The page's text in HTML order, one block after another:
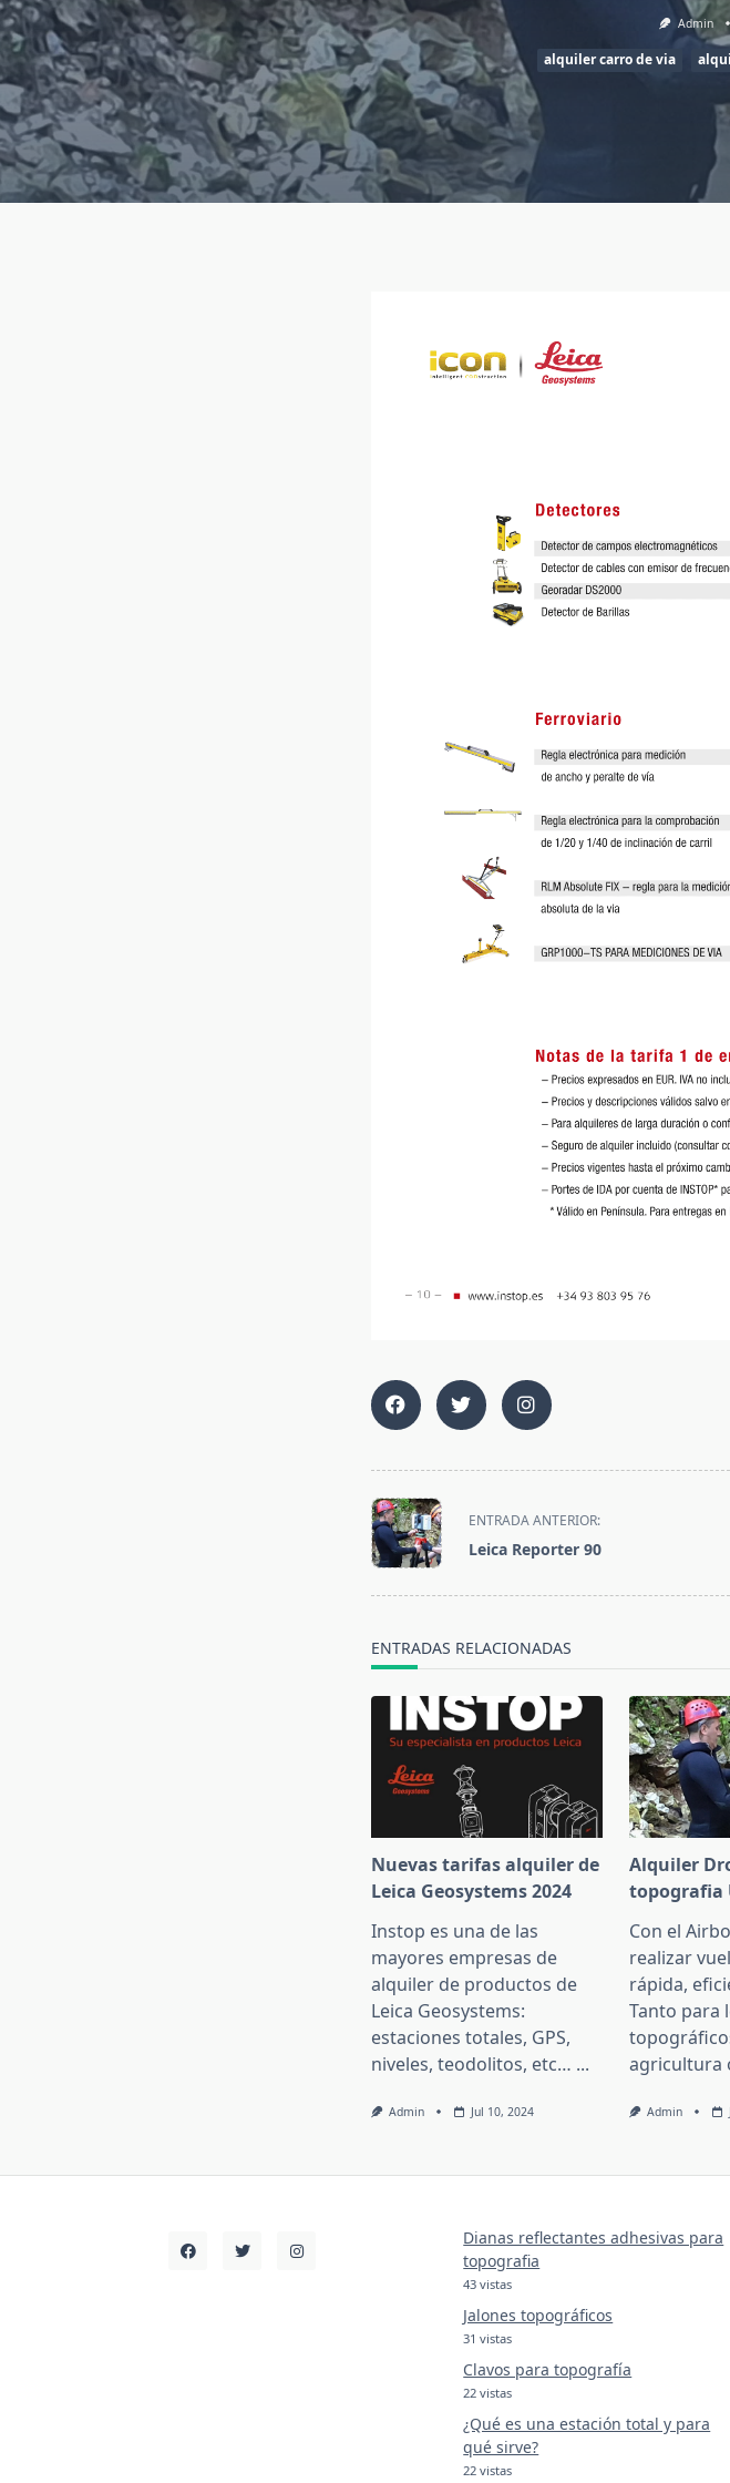
Admin
alquiler carro de via
<span
class="nav-
subtitle
screen-
text">Página</span>
ENTRADA ANTERIOR:
Leica Reporter 90
ENTRADAS RELACIONADAS
Nuevas tarifas alquiler de
Leica Geosystems 2024
Instop es una de las
mayores empresas de
alquiler de productos de
Leica Geosystems:
estaciones totales, GPS,
niveles, teodolitos, etc… ...
Admin Jul 10, 2024
Alquiler
topografia
Con el
realizar
rápida,
Tanto para
agricultura
Admin
Dianas reflectantes adhesivas para
topografia
43 vistas
Jalones topográficos
31 vistas
Clavos para topografía
22 vistas
¿Qué es una estación total y para
qué sirve?
22 vistas